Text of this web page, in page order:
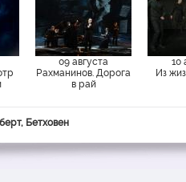
09 августа
Рахманинов. Дорога
в рай
10
Из
Бетховен